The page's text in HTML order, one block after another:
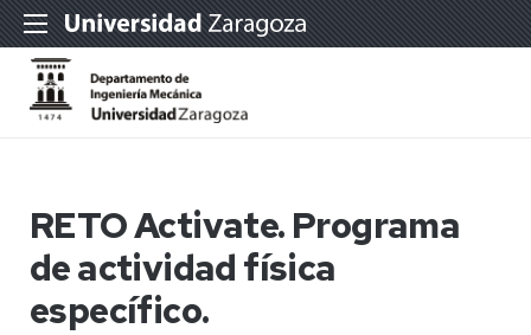
RETO Activate. Programa
de actividad física
específico.